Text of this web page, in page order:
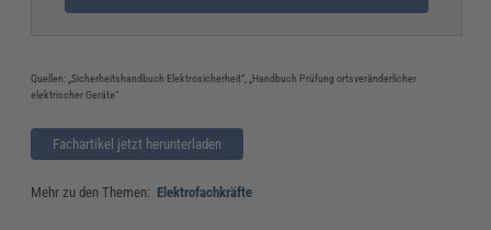
Quellen: „Sicherheitshandbuch Elektrosicherheit“, „Handbuch Prüfung ortsveränderlicher
elektrischer Geräte“
Fachartikel jetzt herunterladen
Mehr zu den Themen: Elektrofachkräfte